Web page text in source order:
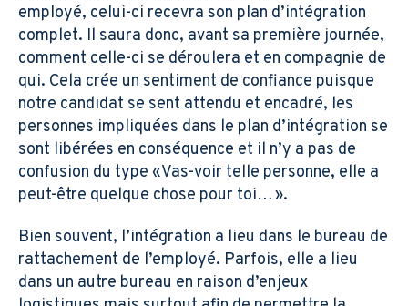
employé, celui-ci recevra son plan d’intégration
complet. Il saura donc, avant sa première journée,
comment celle-ci se déroulera et en compagnie de
qui. Cela crée un sentiment de confiance puisque
notre candidat se sent attendu et encadré, les
personnes impliquées dans le plan d’intégration se
sont libérées en conséquence et il n’y a pas de
confusion du type « Vas-voir telle personne, elle a
peut-être quelque chose pour toi… ».
Bien souvent, l’intégration a lieu dans le bureau de
rattachement de l’employé. Parfois, elle a lieu
dans un autre bureau en raison d’enjeux